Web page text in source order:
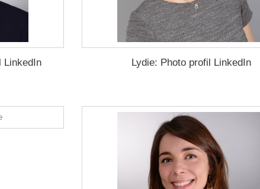
LinkedIn Lydie: Photo profil LinkedIn